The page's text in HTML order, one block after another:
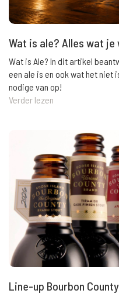
Wat is ale? Alles wat
Wat is Ale? In dit artikel
een ale is en ook wat het niet
nodige van op!
Verder lezen
Line-up Bourbon